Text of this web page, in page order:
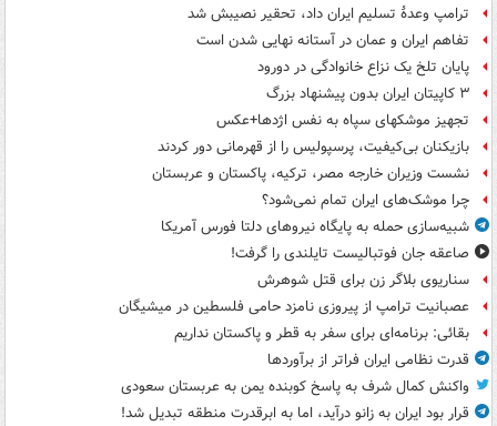
ترامپ وعدۀ تسلیم ایران داد، تحقیر نصیبش شد
تفاهم ایران و عمان در آستانه نهایی شدن است
پایان تلخ یک نزاع خانوادگی در دورود
۳ کاپیتان ایران بدون پیشنهاد بزرگ
تجهیز موشکهای سپاه به نفس اژدها+عکس
بازیکنان بی‌کیفیت، پرسپولیس را از قهرمانی دور کردند
نشست وزیران خارجه مصر، ترکیه، پاکستان و عربستان
چرا موشک‌های ایران تمام نمی‌شود؟
شبیه‌سازی حمله به پایگاه نیروهای دلتا فورس آمریکا
صاعقه جان فوتبالیست تایلندی را گرفت!
سناریوی بلاگر زن برای قتل شوهرش
عصبانیت ترامپ از پیروزی نامزد حامی فلسطین در میشیگان
بقائی: برنامه‌ای برای سفر به قطر و پاکستان نداریم
قدرت نظامی ایران فراتر از برآوردها
واکنش کمال شرف به پاسخ کوبنده یمن به عربستان سعودی
قرار بود ایران به زانو درآید، اما به ابرقدرت منطقه تبدیل شد!